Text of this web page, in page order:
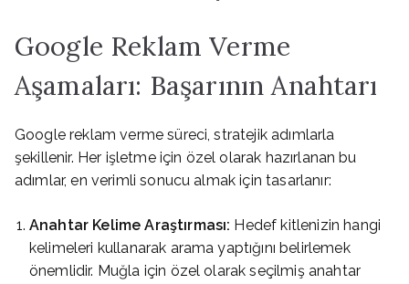
Google Reklam Verme
Aşamaları: Başarının Anahtarı
Google reklam verme süreci, stratejik adımlarla
şekillenir. Her işletme için özel olarak hazırlanan bu
adımlar, en verimli sonucu almak için tasarlanır:
Anahtar Kelime Araştırması: Hedef kitlenizin hangi
kelimeleri kullanarak arama yaptığını belirlemek
önemlidir. Muğla için özel olarak seçilmiş anahtar